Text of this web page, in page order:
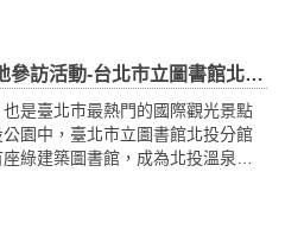
年起賡續辦理10屆優良綠建築甄
選獎勵作業要點」辦理第11屆優
組現地勘查及召開決選會議，計
高優良綠建築得獎作品設計人
辦第11屆優良綠建築得獎作品頒
節慶祝大會暨第18屆台灣建築論
書館北投分館暨周邊導覽(共三場次，11/25起報名)
是臺北市最熱門的國際觀光景點
園中，臺北市立圖書館北投分館
綠建築圖書館，成為北投溫泉區
首獎，更曾獲得美國網
美25座公立圖書館」之一。穿過